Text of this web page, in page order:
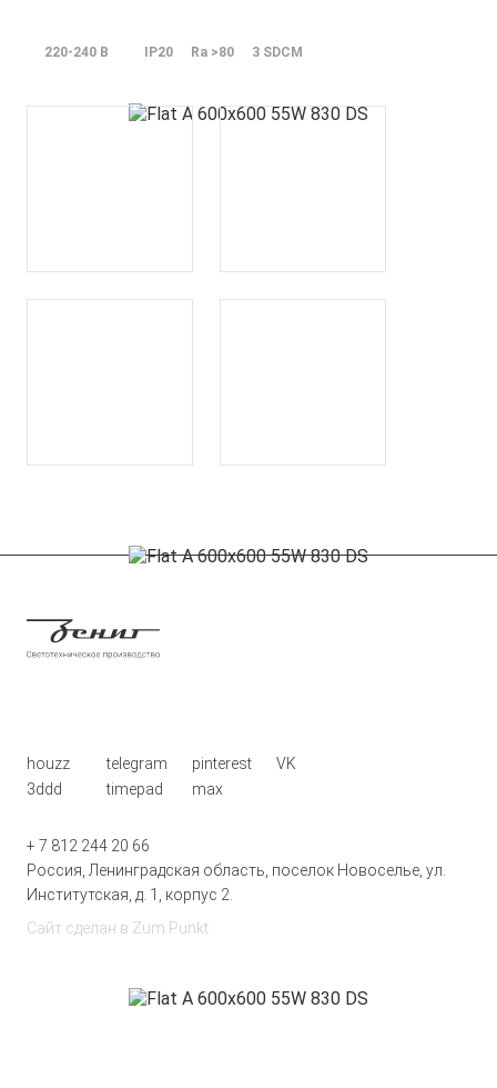
220-240 В IP20 Ra >80 3 SDCM
houzz telegram pinterest
VK
3ddd
timepad max
+ 7 812 244 20 66
Россия, Ленинградская область, поселок Новоселье, ул.
Институтская, д. 1, корпус 2.
Сайт сделан в Zum Punkt